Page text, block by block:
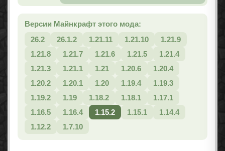
Версии Майнкрафт этого мода:
26.2
26.1.2 1.21.11 1.21.10
1.21.9
1.21.8
1.21.7 1.21.6 1.21.5
1.21.4
1.21.3
1.21.1 1.21 1.20.6
1.20.4
1.20.2
1.20.1 1.20 1.19.4
1.19.3
1.19.2
1.19 1.18.2 1.18.1
1.17.1
1.16.5
1.16.4 1.15.2 1.15.1
1.14.4
1.12.2
1.7.10